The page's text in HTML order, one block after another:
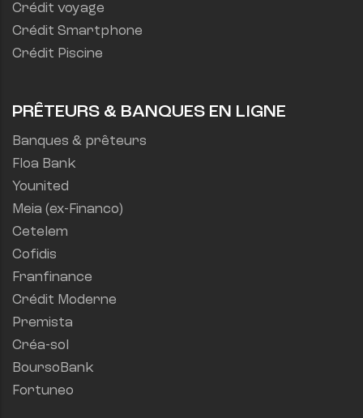
Crédit voyage
Crédit Smartphone
Crédit Piscine
PRÊTEURS & BANQUES EN LIGNE
Banques & prêteurs
Floa Bank
Younited
Meia (ex-Financo)
Cetelem
Cofidis
Franfinance
Crédit Moderne
Premista
Créa-sol
BoursoBank
Fortuneo